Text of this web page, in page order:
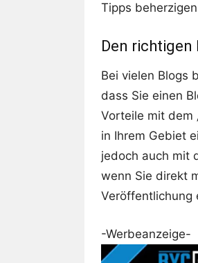
Tipps
Den richtigen
Bei vielen Blogs
dass Sie einen
Vorteile mit dem
in Ihrem Gebiet
jedoch auch mit
wenn Sie direkt
Veröffentlichung
-Werbeanzeige-